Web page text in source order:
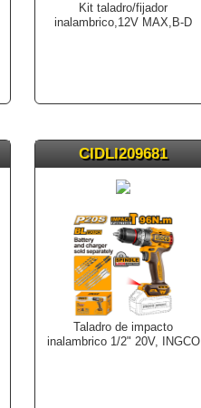
Kit taladro/fijador
inalambrico,12V MAX,B-D
CIDLI209681
Taladro de impacto
inalambrico 1/2" 20V, INGCO